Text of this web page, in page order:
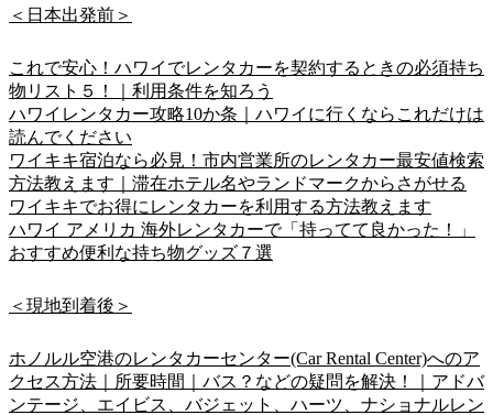
＜日本出発前＞
これで安心！ハワイでレンタカーを契約するときの必須持ち
物リスト５！｜利用条件を知ろう
ハワイレンタカー攻略10か条｜ハワイに行くならこれだけは
読んでください
ワイキキ宿泊なら必見！市内営業所のレンタカー最安値検索
方法教えます｜滞在ホテル名やランドマークからさがせる
ワイキキでお得にレンタカーを利用する方法教えます
ハワイ アメリカ 海外レンタカーで「持ってて良かった！」
おすすめ便利な持ち物グッズ７選
＜現地到着後＞
ホノルル空港のレンタカーセンター(Car Rental Center)へのア
クセス方法｜所要時間｜バス？などの疑問を解決！｜アドバ
ンテージ、エイビス、バジェット、ハーツ、ナショナルレン